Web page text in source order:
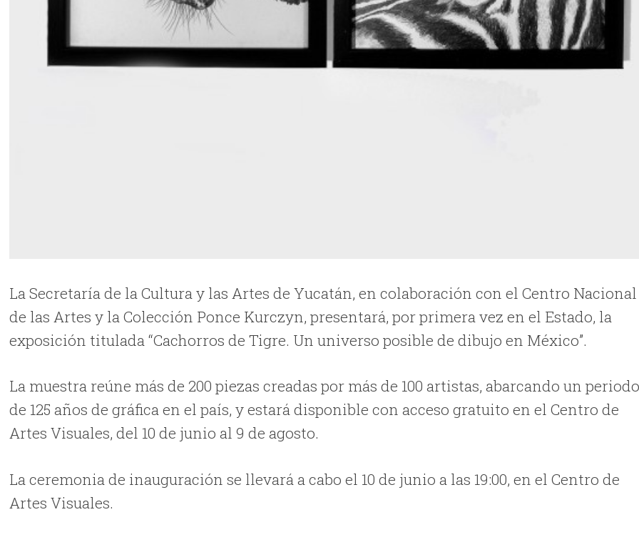
La Secretaría de la Cultura y las Artes de Yucatán, en colaboración con el Centro Nacional
de las Artes y la Colección Ponce Kurczyn, presentará, por primera vez en el Estado, la
exposición titulada “Cachorros de Tigre. Un universo posible de dibujo en México”.
La muestra reúne más de 200 piezas creadas por más de 100 artistas, abarcando un
de 125 años de gráfica en el país, y estará disponible con acceso gratuito en el Centro de
Artes Visuales, del 10 de junio al 9 de agosto.
La ceremonia de inauguración se llevará a cabo el 10 de junio a las 19:00, en el Centro de
Artes Visuales.